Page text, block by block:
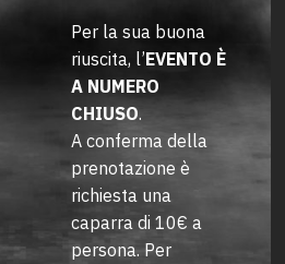
Per la sua buona
riuscita, l’EVENTO È
A NUMERO
CHIUSO.
A conferma della
prenotazione è
richiesta una
caparra di 10€ a
persona. Per